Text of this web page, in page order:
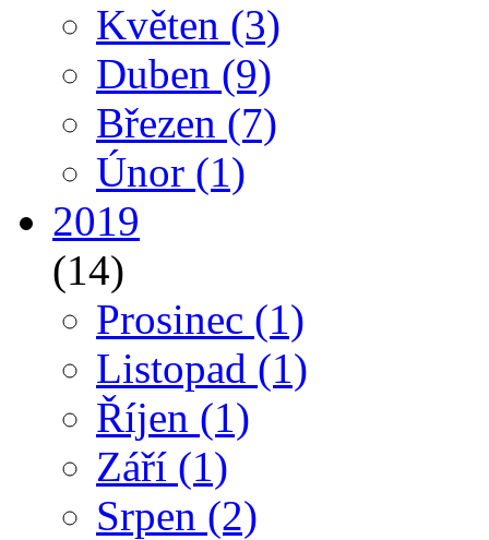
Květen (3)
Duben (9)
Březen (7)
Únor (1)
2019
(14)
Prosinec (1)
Listopad (1)
Říjen (1)
Září (1)
Srpen (2)